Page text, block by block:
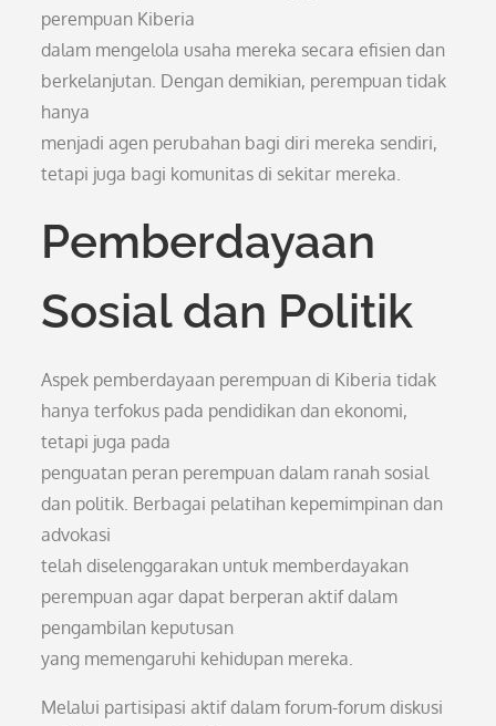
perempuan Kiberia
dalam mengelola usaha mereka secara efisien dan
berkelanjutan. Dengan demikian, perempuan tidak
hanya
menjadi agen perubahan bagi diri mereka sendiri,
tetapi juga bagi komunitas di sekitar mereka.
Pemberdayaan
Sosial dan Politik
Aspek pemberdayaan perempuan di Kiberia tidak
hanya terfokus pada pendidikan dan ekonomi,
tetapi juga pada
penguatan peran perempuan dalam ranah sosial
dan politik. Berbagai pelatihan kepemimpinan dan
advokasi
telah diselenggarakan untuk memberdayakan
perempuan agar dapat berperan aktif dalam
pengambilan keputusan
yang memengaruhi kehidupan mereka.
Melalui partisipasi aktif dalam forum-forum diskusi